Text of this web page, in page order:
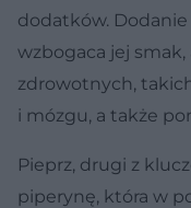
dodatków.
wzbogaca jej smak,
zdrowotnych,
i mózgu, a także
Pieprz, drugi z
piperynę, która w